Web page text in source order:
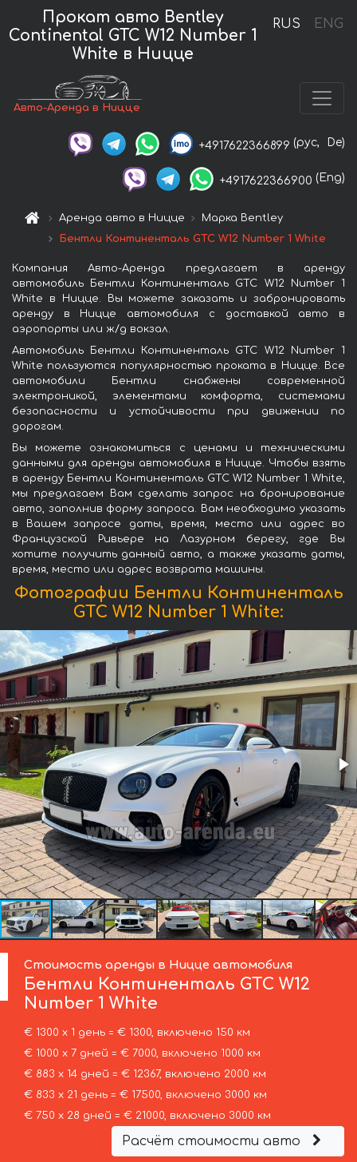
RUS ENG
Прокат авто Bentley
Continental GTC W12 Number 1
White в Ницце
Авто-Аренда в Ницце
+4917622366899 (рус, De)
+4917622366900 (Eng)
Аренда авто в Ницце
Марка Bentley
Бентли Континенталь GTC W12 Number 1 White
Компания Авто-Аренда предлагает в аренду
автомобиль Бентли Континенталь GTC W12 Number 1
White в Ницце. Вы можете заказать и забронировать
аренду в Ницце автомобиля с доставкой авто в
аэропорты или ж/д вокзал.
Автомобиль Бентли Континенталь GTC W12 Number 1
White пользуются популярностью проката в Ницце. Все
автомобили Бентли снабжены современной
электроникой, элементами комфорта, системами
безопасности и устойчивости при движении по
дорогам.
Вы можете ознакомиться с ценами и техническими
данными для аренды автомобиля в Ницце. Чтобы взять
в аренду Бентли Континенталь GTC W12 Number 1 White,
мы предлагаем Вам сделать запрос на бронирование
авто, заполнив форму запроса. Вам необходимо указать
в Вашем запросе даты, время, место или адрес во
Французской Ривьере на Лазурном берегу, где Вы
хотите получить данный авто, а также указать даты,
время, место или адрес возврата машины.
Фотографии Бентли Континенталь
GTC W12 Number 1 White:
Стоимость аренды в Ницце автомобиля
Бентли Континенталь GTC W12
Number 1 White
€ 1300 х 1 день = € 1300, включено 150 км
€ 1000 х 7 дней = € 7000, включено 1000 км
€ 883 х 14 дней = € 12367, включено 2000 км
€ 833 х 21 день = € 17500, включено 3000 км
€ 750 х 28 дней = € 21000, включено 3000 км
Расчёт стоимости авто